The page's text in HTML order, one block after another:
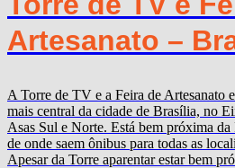
Artesanato –
A Torre de TV e a Feira de Artesanato
mais central da cidade de Brasília, no
Asas Sul e Norte. Está bem próxima
de onde saem ônibus para todas as
Apesar da Torre aparentar estar bem